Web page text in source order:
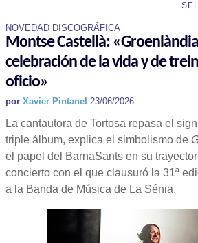
NOVEDAD DISCOGRÁFICA
Montse Castellà:
celebración de la vida y de
oficio»
por Xavier Pintanel 23/06/2026
La cantautora de Tortosa repasa el
triple álbum, explica el simbolismo de
el papel del BarnaSants en su
concierto con el que clausuró la 31ª
a la Banda de Música de La Sénia.